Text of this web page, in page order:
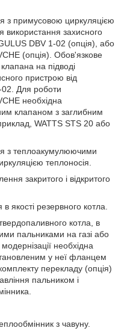
з примусовою циркуляцією
використання захисного
DBV 1-02 (опція), або
(опція). Обов'язкове
на підводі
пристрою від
02. Для роботи
необхідна
клапаном з заглибним
WATTS STS 20 або
з теплоакумулюючими
теплоносія.
закритого і відкритого
якості резервного котла.
котла, в
пальниками на газі або
необхідна
у неї фланцем
перекладу (опція)
пальником і
з чавуну.